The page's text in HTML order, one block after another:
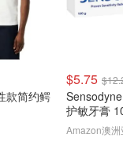
款简约鳄
$5.75
护敏牙膏
Amazon澳洲